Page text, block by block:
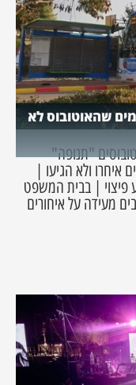
תנופה: נוסע תיעד 48 פעמים שהאוטובוס לא
"תנופה"
איחרו ולא הגיעו |
ל-23 מקרים וקבע פיצוי | בבית המשפט
מעידה על איחורים